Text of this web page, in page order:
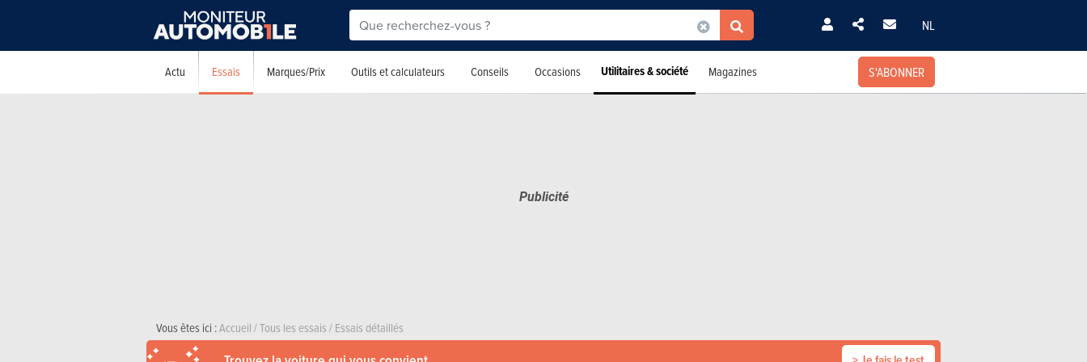
NL
Actu Essais Marques/Prix Outils et calculateurs Conseils Occasions Utilitaires & société Magazines S'ABONNER
Vous êtes ici :Accueil/Tous les essais/Essais détaillés